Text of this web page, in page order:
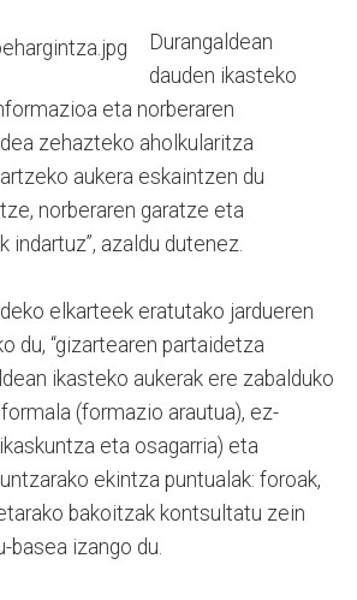
Durangaldean
dauden ikasteko
eta norberaren
zehazteko aholkularitza
aukera eskaintzen du
norberaren garatze eta
indartuz”, azaldu dutenez.
elkarteek eratutako jardueren
du, “gizartearen partaidetza
ikasteko aukerak ere zabalduko
(formazio arautua), ez-
eta osagarria) eta
ekintza puntualak: foroak,
bakoitzak kontsultatu zein
basea izango du.